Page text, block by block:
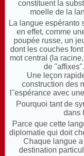
constituent la
moelle de la
La langue espéranto
en effet, comme
poupée russe, un
dont les couches
mot central (la
de "affixes".
Une leçon
construction des
l''espérance avec
Pourquoi tant de
dans
Parce que cette
diplomatie qui doit
Chaque langue
destination